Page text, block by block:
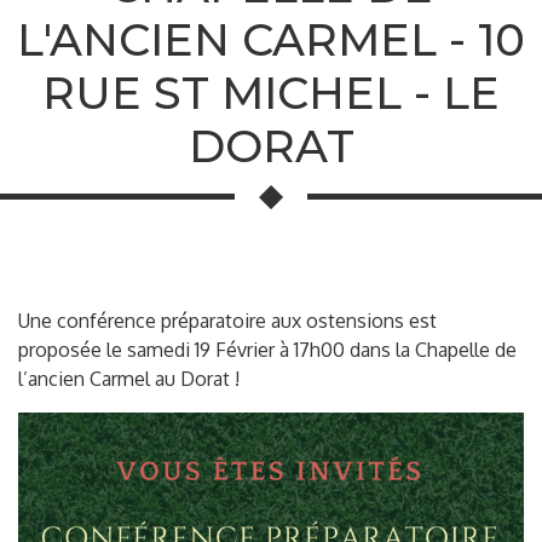
L'ANCIEN CARMEL - 10
RUE ST MICHEL - LE
DORAT
Une conférence préparatoire aux ostensions est
proposée le samedi 19 Février à 17h00 dans la Chapelle de
l’ancien Carmel au Dorat !